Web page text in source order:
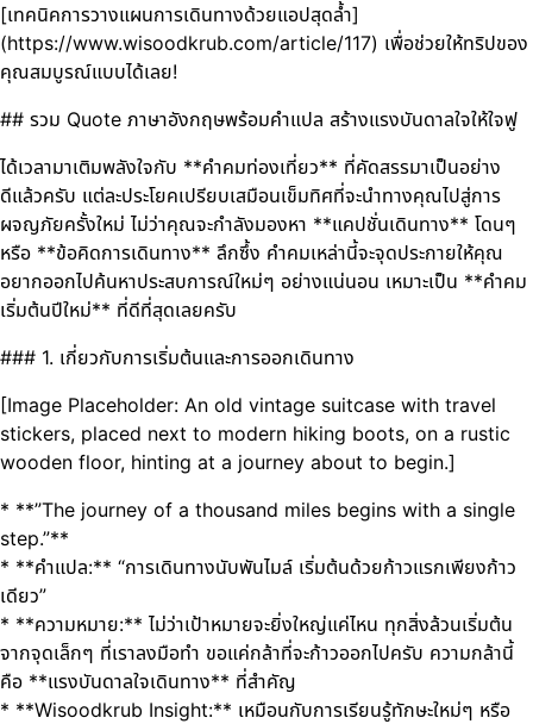
[เทคนิคการวางแผนการเดินทางด้วยแอปสุดล้ำ]
(https://www.wisoodkrub.com/article/117) เพื่อช่วยให้ทริปของ
คุณสมบูรณ์แบบได้เลย!
## รวม Quote ภาษาอังกฤษพร้อมคำแปล สร้างแรงบันดาลใจให้ใจฟู
ได้เวลามาเติมพลังใจกับ **คำคมท่องเที่ยว** ที่คัดสรรมาเป็นอย่าง
ดีแล้วครับ แต่ละประโยคเปรียบเสมือนเข็มทิศที่จะนำทางคุณไปสู่การ
ผจญภัยครั้งใหม่ ไม่ว่าคุณจะกำลังมองหา **แคปชั่นเดินทาง** โดนๆ
หรือ **ข้อคิดการเดินทาง** ลึกซึ้ง คำคมเหล่านี้จะจุดประกายให้คุณ
อยากออกไปค้นหาประสบการณ์ใหม่ๆ อย่างแน่นอน เหมาะเป็น **คำคม
เริ่มต้นปีใหม่** ที่ดีที่สุดเลยครับ
### 1. เกี่ยวกับการเริ่มต้นและการออกเดินทาง
[Image Placeholder: An old vintage suitcase with travel
stickers, placed next to modern hiking boots, on a rustic
wooden floor, hinting at a journey about to begin.]
* **”The journey of a thousand miles begins with a single
step.”**
* **คำแปล:** “การเดินทางนับพันไมล์ เริ่มต้นด้วยก้าวแรกเพียงก้าว
เดียว”
* **ความหมาย:** ไม่ว่าเป้าหมายจะยิ่งใหญ่แค่ไหน ทุกสิ่งล้วนเริ่มต้น
จากจุดเล็กๆ ที่เราลงมือทำ ขอแค่กล้าที่จะก้าวออกไปครับ ความกล้านี้
คือ **แรงบันดาลใจเดินทาง** ที่สำคัญ
* **Wisoodkrub Insight:** เหมือนกับการเรียนรู้ทักษะใหม่ๆ หรือ